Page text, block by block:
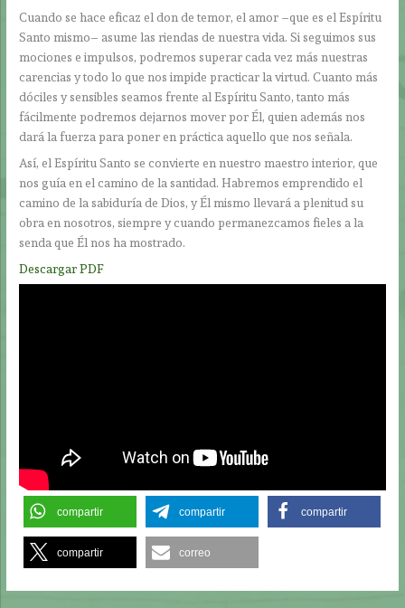
Cuando se hace eficaz el don de temor, el amor –que es el Espíritu
Santo mismo– asume las riendas de nuestra vida. Si seguimos sus
mociones e impulsos, podremos superar cada vez más nuestras
carencias y todo lo que nos impide practicar la virtud. Cuanto más
dóciles y sensibles seamos frente al Espíritu Santo, tanto más
fácilmente podremos dejarnos mover por Él, quien además nos
dará la fuerza para poner en práctica aquello que nos señala.
Así, el Espíritu Santo se convierte en nuestro maestro interior, que
nos guía en el camino de la santidad. Habremos emprendido el
camino de la sabiduría de Dios, y Él mismo llevará a plenitud su
obra en nosotros, siempre y cuando permanezcamos fieles a la
senda que Él nos ha mostrado.
Descargar PDF
compartir compartir compartir
compartir correo